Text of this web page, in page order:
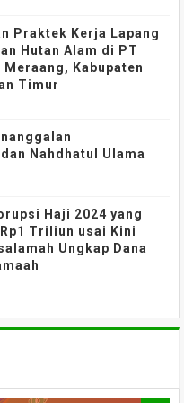
Praktek Kerja Lapang
Hutan Alam di PT
Meraang, Kabupaten
Timur
Nahdhatul Ulama
Haji 2024 yang
Triliun usai Kini
Ungkap Dana